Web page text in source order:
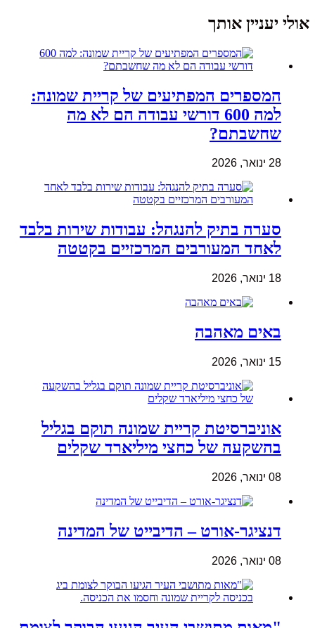
אולי יעניין אותך
המספרים המפתיעים של קריית שמונה:
למה 600 דורשי עבודה הם לא מה
שחשבתם?
28 ינואר, 2026
סערה בתיק להנגהל: עבודות שירות בלבד
לאחד המעורבים המרכזיים בקטטה
18 ינואר, 2026
באים מאהבה
15 ינואר, 2026
אוניברסיטת קריית שמונה תוקם בגליל
בהשקעה של כחצי מיליארד שקלים
08 ינואר, 2026
דנציגר-אורט – הדיבייט של המדינה
08 ינואר, 2026